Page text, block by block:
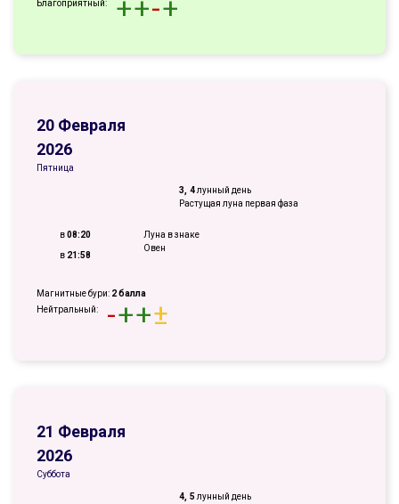
Благоприятный: ++-+
20 Февраля
2026
Пятница
3, 4лунный день
Растущая луна первая фаза
в08:20
в 21:58
Луна в знаке
Овен
Магнитные бури: 2 балла
Нейтральный:
-++±
21 Февраля
2026
Суббота
4, 5лунный день